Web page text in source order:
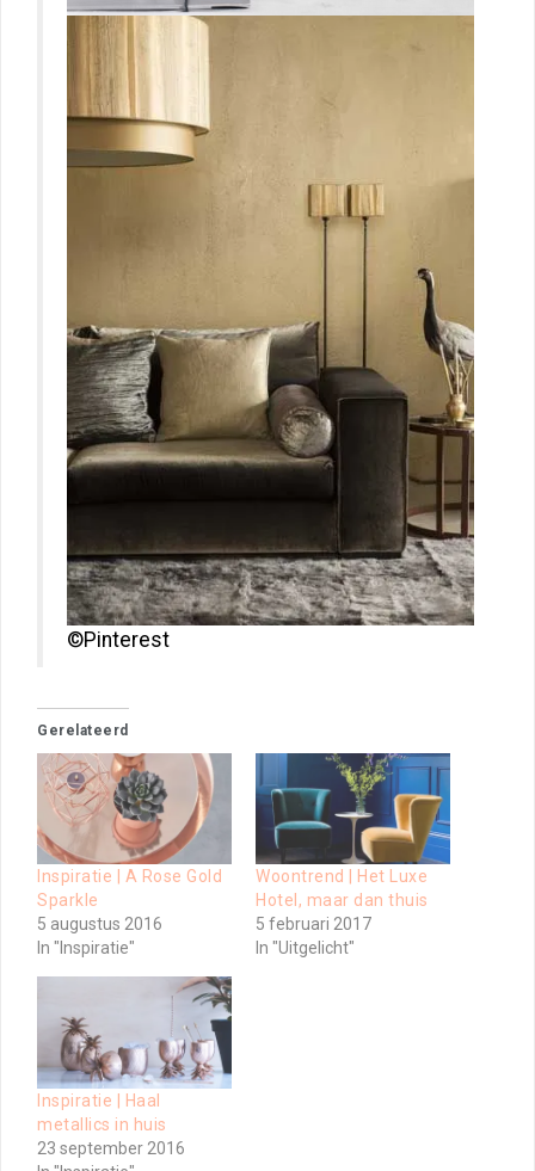
©Pinterest
Gerelateerd
Inspiratie | A Rose Gold
Sparkle
5 augustus 2016
In "Inspiratie"
Woontrend | Het Luxe
Hotel, maar dan thuis
5 februari 2017
In "Uitgelicht"
Inspiratie | Haal
metallics in huis
23 september 2016